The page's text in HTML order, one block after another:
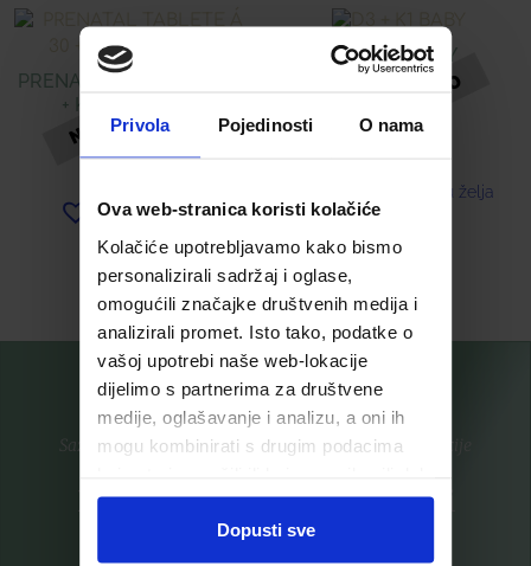
Privola Pojedinosti O nama
Ova web-stranica koristi kolačiće
Kolačiće upotrebljavamo kako bismo
personalizirali sadržaj i oglase,
omogućili značajke društvenih medija i
analizirali promet. Isto tako, podatke o
vašoj upotrebi naše web-lokacije
dijelimo s partnerima za društvene
medije, oglašavanje i analizu, a oni ih
mogu kombinirati s drugim podacima
ste upotrebljavali njihove usluge.
Dopusti sve
PRENATAL TABLETE Á 30
+ KAPSULE Á 30
16,78€
Dodaj u listu želja
Pročitaj više
D3 + K1 BABY
Dodaj u listu želja
Saznajte prvi za nove proizvode i ekskluzivne promocije
Prijavite se na listu za novosti